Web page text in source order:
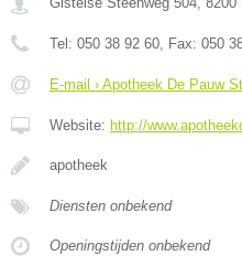
Tel: 050 38 92 60, Fax: 050
E-mail › Apotheek De Pauw
Website: http://
apotheek
Diensten onbekend
Openingstijden onbekend